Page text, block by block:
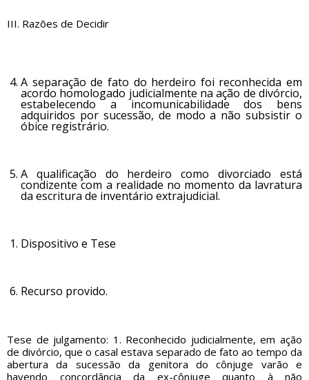
III. Razões de Decidir
A separação de fato do herdeiro foi reconhecida em
acordo homologado judicialmente na ação de divórcio,
estabelecendo a incomunicabilidade dos bens
adquiridos por sucessão, de modo a não subsistir o
óbice registrário.
A qualificação do herdeiro como divorciado está
condizente com a realidade no momento da lavratura
da escritura de inventário extrajudicial.
Dispositivo e Tese
Recurso provido.
Tese de julgamento: 1. Reconhecido judicialmente, em ação
de divórcio, que o casal estava separado de fato ao tempo da
abertura da sucessão da genitora do cônjuge varão e
havendo concordância da ex-cônjuge quanto à não